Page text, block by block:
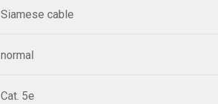
Siamese cable
normal
Cat. 5e